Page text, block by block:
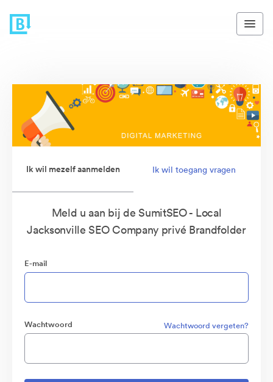
Ik wil mezelf aanmelden Ik wil toegang vragen
Meld u aan bij de SumitSEO - Local
Jacksonville SEO Company privé Brandfolder
E-mail
Wachtwoord Wachtwoord vergeten?